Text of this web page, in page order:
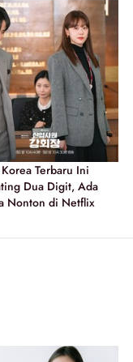
Terbaru Ini
Dua Digit, Ada
Nonton di Netflix